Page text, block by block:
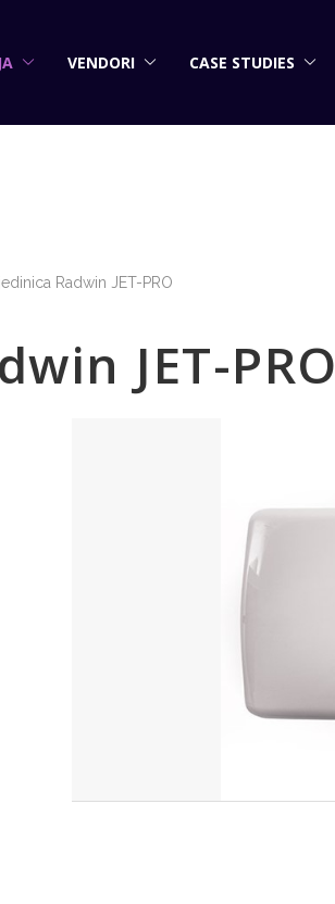
VENDORI CASE STUDIES
Radwin JET-PRO
JET-PRO